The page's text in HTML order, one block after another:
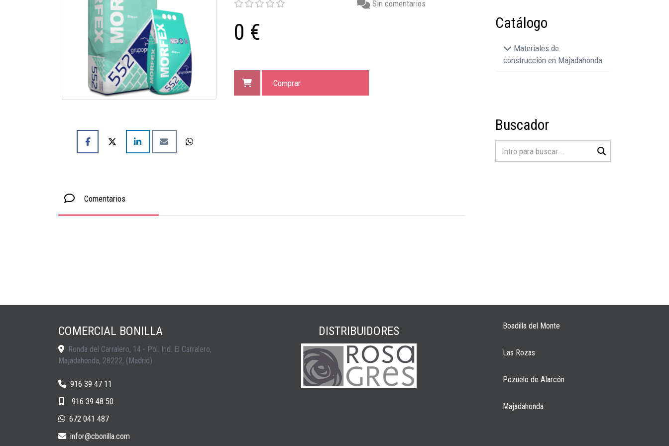
Sin comentarios
0 €
Comprar
Comentarios
Catálogo
Materiales de
construcción en Majadahonda
Buscador
COMERCIAL BONILLA
Ronda del Carralero, 14 - Pol. Ind. El Carralero,
Majadahonda, 28222, (Madrid)
916 39 47 11
916 39 48 50
672 041 487
infor
cbonilla.com
DISTRIBUIDORES Boadilla del Monte
Las Rozas
Pozuelo de Alarcón
Majadahonda